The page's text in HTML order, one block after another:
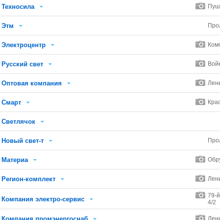
Техносила
Этм
Электроцентр
Русский свет
Оптовая компания
Смарт
Светлячок
Новый свет-т
Материа
Регион-комплект
Компания электро-сервис
79-
4/2